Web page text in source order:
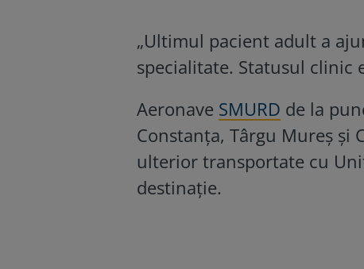
„Ultimul pacient adult a
specialitate. Statusul clinic
Aeronave SMURD de la
Constanța, Târgu Mureș și
ulterior transportate cu
destinație.